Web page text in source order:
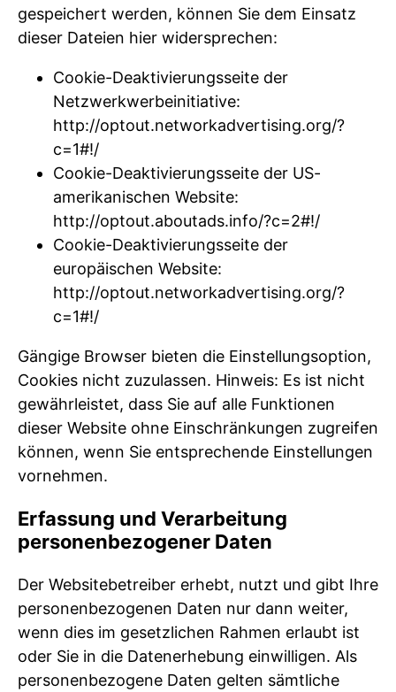
gespeichert werden, können Sie dem Einsatz
dieser Dateien hier widersprechen:
Cookie-Deaktivierungsseite der
Netzwerkwerbeinitiative:
http://optout.networkadvertising.org/?
c=1#!/
Cookie-Deaktivierungsseite der US-
amerikanischen Website:
http://optout.aboutads.info/?c=2#!/
Cookie-Deaktivierungsseite der
europäischen Website:
http://optout.networkadvertising.org/?
c=1#!/
Gängige Browser bieten die Einstellungsoption,
Cookies nicht zuzulassen. Hinweis: Es ist nicht
gewährleistet, dass Sie auf alle Funktionen
dieser Website ohne Einschränkungen zugreifen
können, wenn Sie entsprechende Einstellungen
vornehmen.
Erfassung und Verarbeitung
personenbezogener Daten
Der Websitebetreiber erhebt, nutzt und gibt Ihre
personenbezogenen Daten nur dann weiter,
wenn dies im gesetzlichen Rahmen erlaubt ist
oder Sie in die Datenerhebung einwilligen. Als
personenbezogene Daten gelten sämtliche